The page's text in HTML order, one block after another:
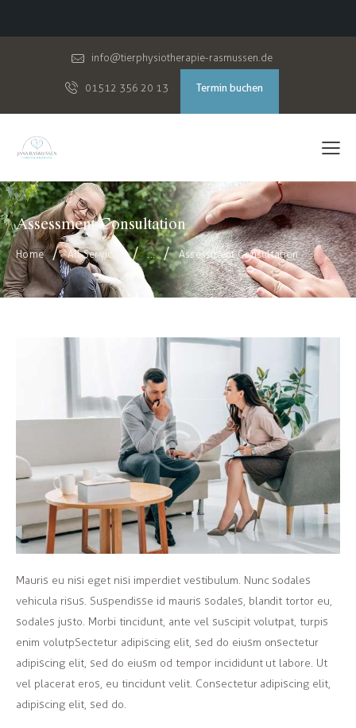
info@tierphysiotherapie-rasmussen.de
01512 356 20 13 Termin buchen
Assessment Consultation
Home All Services ... Assessment Consultation
Mauris eu nisi eget nisi imperdiet vestibulum. Nunc sodales
vehicula risus. Suspendisse id mauris sodales, blandit tortor eu,
sodales justo. Morbi tincidunt, ante vel suscipit volutpat, turpis
enim volutpSectetur adipiscing elit, sed do eiusm onsectetur
adipiscing elit, sed do eiusm od tempor incididunt ut labore. Ut
vel placerat eros, eu tincidunt velit. Consectetur adipiscing elit,
adipiscing elit, sed do.